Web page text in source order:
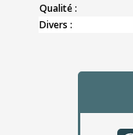
Qualité :
Divers :